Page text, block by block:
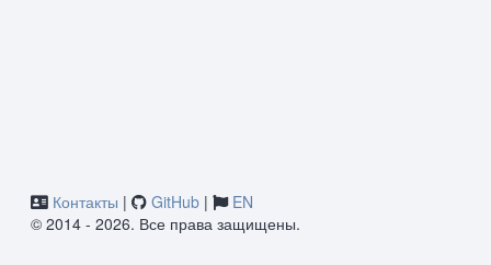
Контакты | GitHub |
EN
© 2014 - 2026. Все права защищены.